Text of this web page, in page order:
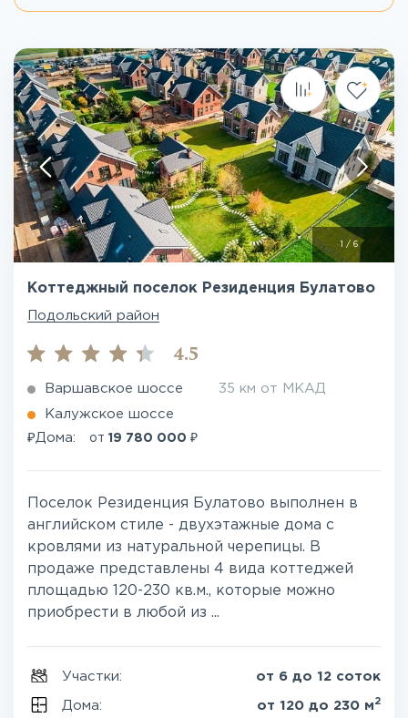
/ 6
Коттеджный поселок Резиденция Булатово
Подольский район
4.5
Варшавское шоссе 35 км от МКАД
Калужское шоссе
₽Дома: от 19 780 000 ₽
Поселок Резиденция Булатово выполнен в
английском стиле - двухэтажные дома с
кровлями из натуральной черепицы. В
продаже представлены 4 вида коттеджей
площадью 120-230 кв.м., которые можно
приобрести в любой из ...
Участки: от 6 до 12 соток
Дома: от 120 до 230 м 2